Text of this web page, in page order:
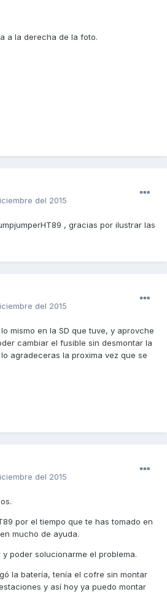
a la derecha de la foto.
del 2015
, gracias por ilustrar las
del 2015
mismo en la SD que tuve, y aprovche
cambiar el fusible sin desmontar la
agradeceras la proxima vez que se
del 2015
por el tiempo que te has tomado en
mucho de ayuda.
poder solucionarme el problema.
la batería, tenía el cofre sin montar
y así hoy ya puedo montar